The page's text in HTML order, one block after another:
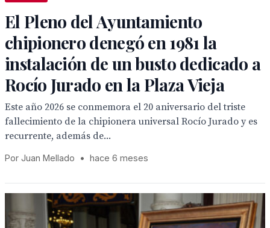
El Pleno del Ayuntamiento
chipionero denegó en 1981 la
instalación de un busto dedicado a
Rocío Jurado en la Plaza Vieja
Este año 2026 se conmemora el 20 aniversario del triste
fallecimiento de la chipionera universal Rocío Jurado y es
recurrente, además de...
Por Juan Mellado • hace 6 meses